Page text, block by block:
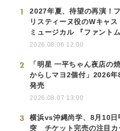
1
2027年夏、待望の再演！
リスティーヌ役のWキャス
ミュージカル 『ファントム
2026.08.06 12:00
2
「明星 一平ちゃん夜店の
からしマヨ2個付」2026
発売
2026.08.07 13:00
3
横浜vs沖縄尚学、8月10日
突 チケット完売の注目